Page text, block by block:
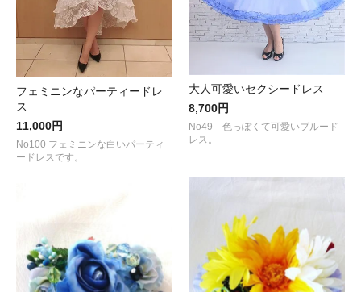
フェミニンなパーティードレ
ス
11,000円
No100 フェミニンな白いパーティ
ードレスです。
大人可愛いセクシードレス
8,700円
No49 色っぽくて可愛いブルード
レス。